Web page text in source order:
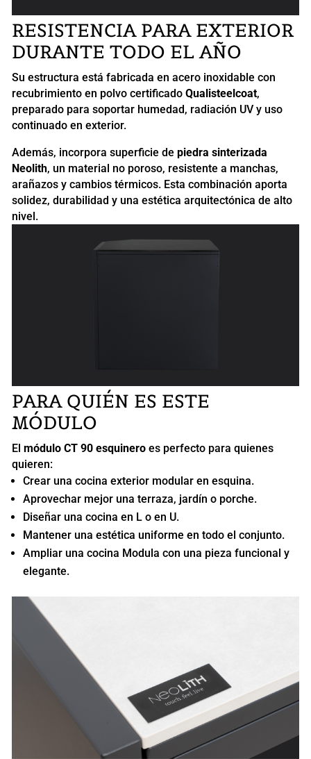
RESISTENCIA PARA EXTERIOR
DURANTE TODO EL AÑO
Su estructura está fabricada en acero inoxidable con
recubrimiento en polvo certificado Qualisteelcoat,
preparado para soportar humedad, radiación UV y uso
continuado en exterior.
Además, incorpora superficie de piedra sinterizada
Neolith, un material no poroso, resistente a manchas,
arañazos y cambios térmicos. Esta combinación aporta
solidez, durabilidad y una estética arquitectónica de alto
nivel.
PARA QUIÉN ES ESTE
MÓDULO
El módulo CT 90 esquineroes perfecto para quienes
quieren:
Crear una cocina exterior modular en esquina.
Aprovechar mejor una terraza, jardín o porche.
Diseñar una cocina en L o en U.
Mantener una estética uniforme en todo el conjunto.
Ampliar una cocina Modula con una pieza funcional y
elegante.